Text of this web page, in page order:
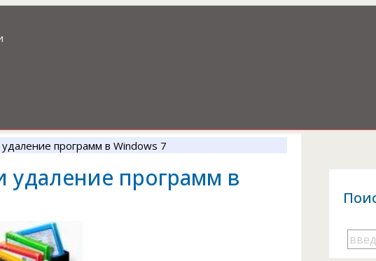
программ в Windows 7
удаление программ в